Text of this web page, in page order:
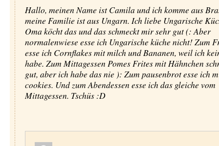
Hallo, meinen Name ist Camila und ich komme aus
meine Familie ist aus Ungarn. Ich liebe Ungarische
Oma köcht das und das schmeckt mir sehr gut (: Aber
normalenwiese esse ich Ungarische küche nicht! Zum
esse ich Cornflakes mit milch und Bananen, weil ich
habe. Zum Mittagessen Pomes Frites mit Hähnchen
gut, aber ich habe das nie ): Zum pausenbrot esse ich
cookies. Und zum Abendessen esse ich das gleiche vom
Mittagessen. Tschüs :D